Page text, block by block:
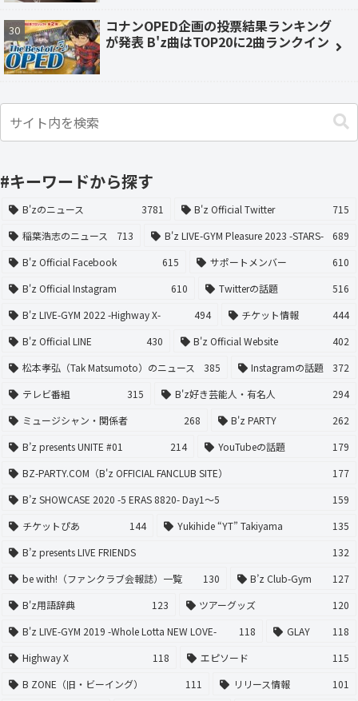
コナンOPED企画の投票結果ランキング
が発表 B'z曲はTOP20に2曲ランクイン
#キーワードから探す
B'zのニュース 3781 B'z Official Twitter
715
稲葉浩志のニュース
713 B'z LIVE-GYM Pleasure 2023 -STARS-
689
B'z Official Facebook
615 サポートメンバー
610
B'z Official Instagram
610 Twitterの話題
516
B'z LIVE-GYM 2022 -Highway X-
494 チケット情報
444
B'z Official LINE
430 B'z Official Website
402
松本孝弘（Tak Matsumoto）のニュース
385 Instagramの話題
372
テレビ番組
315 B'z好き芸能人・有名人
294
ミュージシャン・関係者
268 B'z PARTY
262
B’z presents UNITE #01
214 YouTubeの話題
179
BZ-PARTY.COM（B'z OFFICIAL FANCLUB SITE）
177
B’z SHOWCASE 2020 -5 ERAS 8820- Day1〜5
159
チケットぴあ
144 Yukihide “YT” Takiyama
135
B’z presents LIVE FRIENDS
132
be with!（ファンクラブ会報誌）一覧
130 B’z Club-Gym
127
B'z用語辞典
123 ツアーグッズ
120
B'z LIVE-GYM 2019 -Whole Lotta NEW LOVE-
118 GLAY
118
Highway X
118 エピソード
115
B ZONE（旧・ビーイング）
111 リリース情報
101